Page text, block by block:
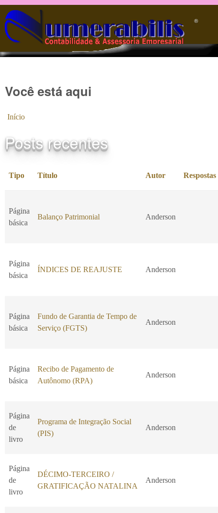
Pular para o conteúdo principal
®️
Você está aqui
Início
Posts recentes
Tipo Título Autor Respostas
Página
básica
Balanço Patrimonial Anderson
Página
básica
ÍNDICES DE REAJUSTE Anderson
Página
básica
Fundo de Garantia de Tempo de
Serviço (FGTS)
Anderson
Página
básica
Recibo de Pagamento de
Autônomo (RPA)
Anderson
Página
de
livro
Programa de Integração Social
(PIS)
Anderson
Página
de
livro
DÉCIMO-TERCEIRO /
GRATIFICAÇÃO NATALINA
Anderson